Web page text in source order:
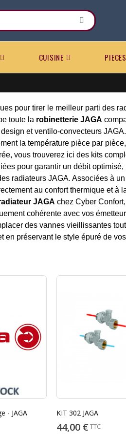
CUISINE
pour tirer le meilleur parti des
toute la robinetterie JAGA
et ventilo-convecteurs
la température pièce par
vous trouverez ici des kits
pour garantir un débit
radiateurs JAGA. Associées à
au confort thermique et à
JAGA chez Cyber
cohérente avec vos
des vannes vieillissantes
en préservant le style épuré de
Purgeur rallonge - JAGA KIT 302 JAGA
44,00 €TTC